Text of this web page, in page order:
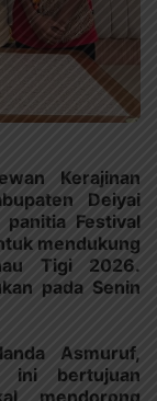
Kerajinan
Deiyai
Festival
mendukung
Tigi 2026.
pada Senin
Asmuruf,
ini bertujuan
mendorong